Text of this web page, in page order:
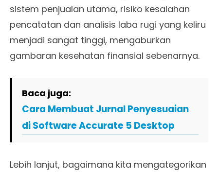
sistem penjualan utama, risiko kesalahan
pencatatan dan analisis laba rugi yang keliru
menjadi sangat tinggi, mengaburkan
gambaran kesehatan finansial sebenarnya.
Baca juga:
Cara Membuat Jurnal Penyesuaian
di Software Accurate 5 Desktop
Lebih lanjut, bagaimana kita mengategorikan